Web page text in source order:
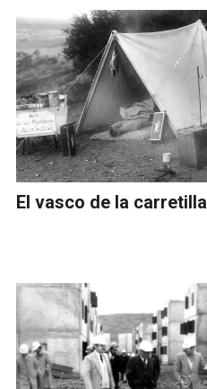
El vasco de la carretilla